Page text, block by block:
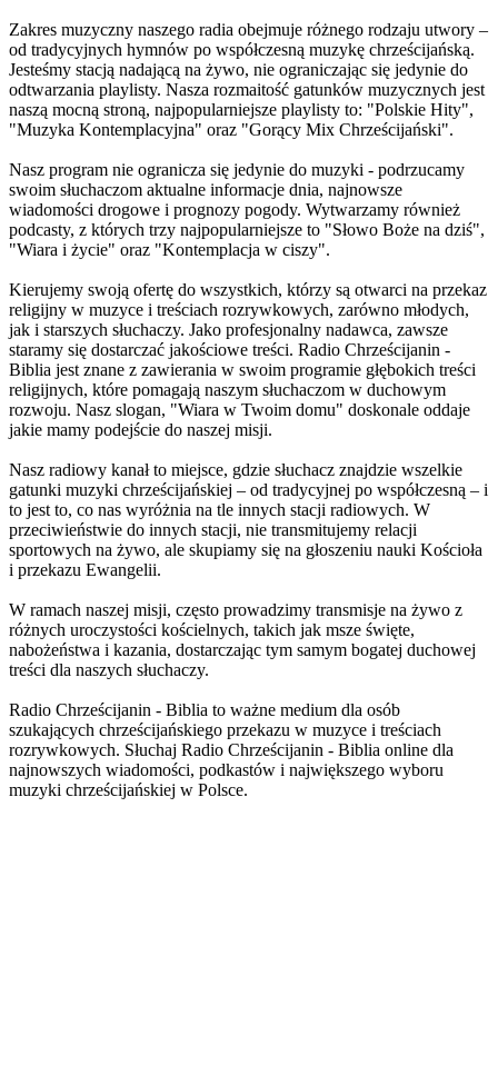
Zakres muzyczny naszego radia obejmuje różnego rodzaju utwory –
od tradycyjnych hymnów po współczesną muzykę chrześcijańską.
Jesteśmy stacją nadającą na żywo, nie ograniczając się jedynie do
odtwarzania playlisty. Nasza rozmaitość gatunków muzycznych jest
naszą mocną stroną, najpopularniejsze playlisty to: "Polskie Hity",
"Muzyka Kontemplacyjna" oraz "Gorący Mix Chrześcijański".
Nasz program nie ogranicza się jedynie do muzyki - podrzucamy
swoim słuchaczom aktualne informacje dnia, najnowsze
wiadomości drogowe i prognozy pogody. Wytwarzamy również
podcasty, z których trzy najpopularniejsze to "Słowo Boże na dziś",
"Wiara i życie" oraz "Kontemplacja w ciszy".
Kierujemy swoją ofertę do wszystkich, którzy są otwarci na przekaz
religijny w muzyce i treściach rozrywkowych, zarówno młodych,
jak i starszych słuchaczy. Jako profesjonalny nadawca, zawsze
staramy się dostarczać jakościowe treści. Radio Chrześcijanin -
Biblia jest znane z zawierania w swoim programie głębokich treści
religijnych, które pomagają naszym słuchaczom w duchowym
rozwoju. Nasz slogan, "Wiara w Twoim domu" doskonale oddaje
jakie mamy podejście do naszej misji.
Nasz radiowy kanał to miejsce, gdzie słuchacz znajdzie wszelkie
gatunki muzyki chrześcijańskiej – od tradycyjnej po współczesną – i
to jest to, co nas wyróżnia na tle innych stacji radiowych. W
przeciwieństwie do innych stacji, nie transmitujemy relacji
sportowych na żywo, ale skupiamy się na głoszeniu nauki Kościoła
i przekazu Ewangelii.
W ramach naszej misji, często prowadzimy transmisje na żywo z
różnych uroczystości kościelnych, takich jak msze święte,
nabożeństwa i kazania, dostarczając tym samym bogatej duchowej
treści dla naszych słuchaczy.
Radio Chrześcijanin - Biblia to ważne medium dla osób
szukających chrześcijańskiego przekazu w muzyce i treściach
rozrywkowych. Słuchaj Radio Chrześcijanin - Biblia online dla
najnowszych wiadomości, podkastów i największego wyboru
muzyki chrześcijańskiej w Polsce.